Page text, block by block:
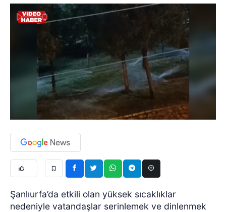
Şanlıurfa’da etkili olan yüksek sıcaklıklar
nedeniyle vatandaşlar serinlemek ve dinlenmek